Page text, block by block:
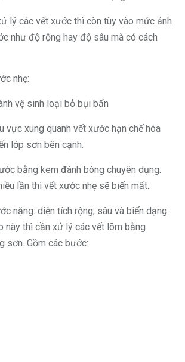
lý các vết xước thì còn tùy vào mức ảnh
như độ rộng hay độ sâu mà có cách
nhẹ:
vệ sinh loại bỏ bụi bẩn
vực xung quanh vết xước hạn chế hóa
lớp sơn bên cạnh.
bằng kem đánh bóng chuyên dụng.
lần thì vết xước nhẹ sẽ biến mất.
nặng: diện tích rộng, sâu và biến dạng.
này thì cần xử lý các vết lõm bằng
sơn. Gồm các bước: